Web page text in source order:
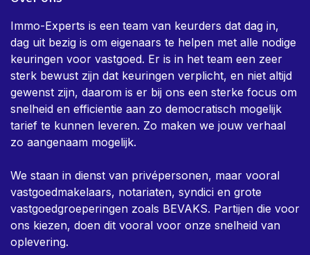
Immo-Experts is een team van keurders dat dag in,
dag uit bezig is om eigenaars te helpen met alle nodige
keuringen voor vastgoed. Er is in het team een zeer
sterk bewust zijn dat keuringen verplicht, en niet altijd
gewenst zijn, daarom is er bij ons een sterke focus om
snelheid en efficientie aan zo democratisch mogelijk
tarief te kunnen leveren. Zo maken we jouw verhaal
zo aangenaam mogelijk.
We staan in dienst van privépersonen, maar vooral
vastgoedmakelaars, notariaten, syndici en grote
vastgoedgroeperingen zoals BEVAKS. Partijen die voor
ons kiezen, doen dit vooral voor onze snelheid van
oplevering.